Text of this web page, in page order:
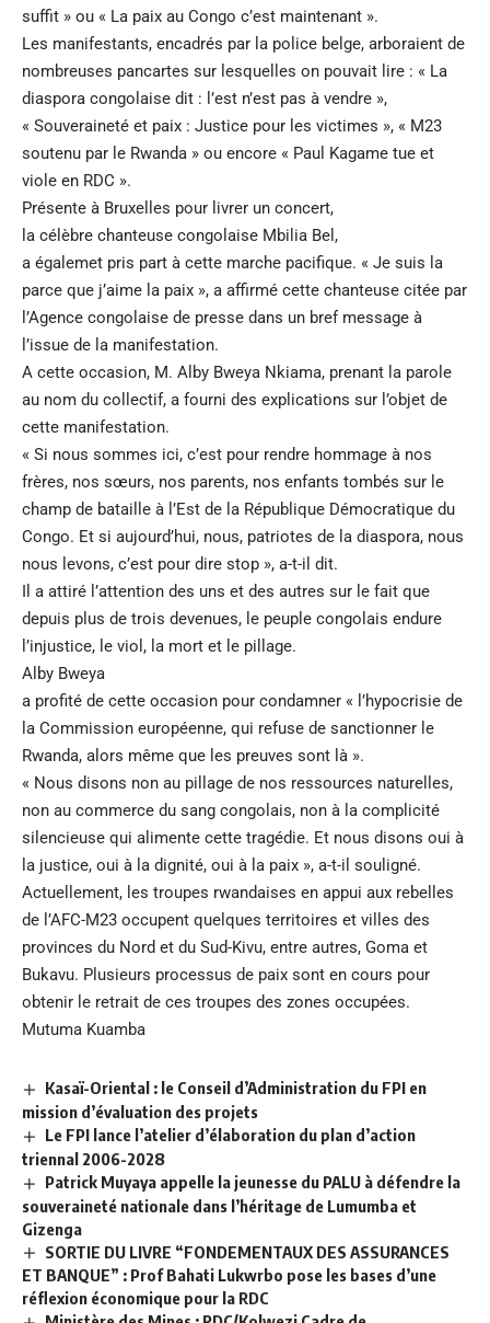
suffit » ou « La paix au Congo c’est maintenant ».
Les manifestants, encadrés par la police belge, arboraient de
nombreuses pancartes sur lesquelles on pouvait lire : « La
diaspora congolaise dit : l’est n’est pas à vendre »,
« Souveraineté et paix : Justice pour les victimes », « M23
soutenu par le Rwanda » ou encore « Paul Kagame tue et
viole en RDC ».
Présente à Bruxelles pour livrer un concert,
la célèbre chanteuse congolaise Mbilia Bel,
a égalemet pris part à cette marche pacifique. « Je suis la
parce que j’aime la paix », a affirmé cette chanteuse citée par
l’Agence congolaise de presse dans un bref message à
l’issue de la manifestation.
A cette occasion, M. Alby Bweya Nkiama, prenant la parole
au nom du collectif, a fourni des explications sur l’objet de
cette manifestation.
« Si nous sommes ici, c’est pour rendre hommage à nos
frères, nos sœurs, nos parents, nos enfants tombés sur le
champ de bataille à l’Est de la République Démocratique du
Congo. Et si aujourd’hui, nous, patriotes de la diaspora, nous
nous levons, c’est pour dire stop », a-t-il dit.
Il a attiré l’attention des uns et des autres sur le fait que
depuis plus de trois devenues, le peuple congolais endure
l’injustice, le viol, la mort et le pillage.
Alby Bweya
a profité de cette occasion pour condamner « l’hypocrisie de
la Commission européenne, qui refuse de sanctionner le
Rwanda, alors même que les preuves sont là ».
« Nous disons non au pillage de nos ressources naturelles,
non au commerce du sang congolais, non à la complicité
silencieuse qui alimente cette tragédie. Et nous disons oui à
la justice, oui à la dignité, oui à la paix », a-t-il souligné.
Actuellement, les troupes rwandaises en appui aux rebelles
de l’AFC-M23 occupent quelques territoires et villes des
provinces du Nord et du Sud-Kivu, entre autres, Goma et
Bukavu. Plusieurs processus de paix sont en cours pour
obtenir le retrait de ces troupes des zones occupées.
Mutuma Kuamba
Kasaï-Oriental : le Conseil d’Administration du FPI en
mission d’évaluation des projets
Le FPI lance l’atelier d’élaboration du plan d’action
triennal 2006-2028
Patrick Muyaya appelle la jeunesse du PALU à défendre la
souveraineté nationale dans l’héritage de Lumumba et
Gizenga
SORTIE DU LIVRE “FONDEMENTAUX DES ASSURANCES
ET BANQUE” : Prof Bahati Lukwrbo pose les bases d’une
réflexion économique pour la RDC